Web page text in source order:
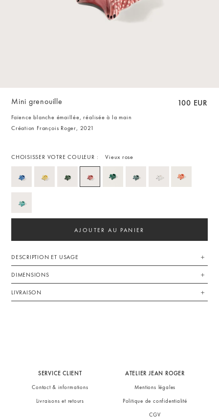
Mini grenouille 100 EUR
Faïence blanche émaillée, réalisée à la main
Création François Roger, 2021
CHOISISSER VOTRE COULEUR : Vieux rose
AJOUTER AU PANIER
DESCRIPTION ET USAGE
DIMENSIONS
LIVRAISON
SERVICE CLIENT
Contact & informations
Livraisons et retours
ATELIER JEAN ROGER
Mentions légales
Politique de confidentialité
CGV